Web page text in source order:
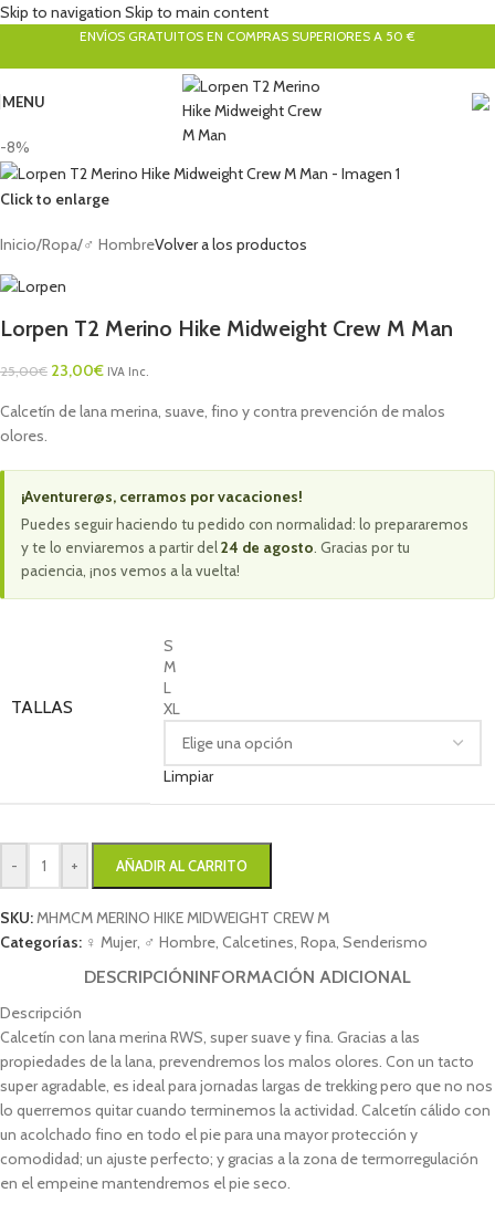
Skip to navigation Skip to main content
ENVÍOS GRATUITOS EN COMPRAS SUPERIORES A 50 €
MENU
-8%
Click to enlarge
Inicio/Ropa/♂ HombreVolver a los productos
Lorpen T2 Merino Hike Midweight Crew M Man
25,00€ 23,00€ IVA Inc.
Calcetín de lana merina, suave, fino y contra prevención de malos
olores.
¡Aventurer@s, cerramos por vacaciones!
Puedes seguir haciendo tu pedido con normalidad: lo prepararemos
y te lo enviaremos a partir del24 de agosto . Gracias por tu
paciencia, ¡nos vemos a la vuelta!
TALLAS
S
M
L
XL
Limpiar
- + AÑADIR AL CARRITO
SKU:MHMCM MERINO HIKE MIDWEIGHT CREW M
Categorías: ♀ Mujer, ♂ Hombre, Calcetines, Ropa, Senderismo
DESCRIPCIÓNINFORMACIÓN ADICIONAL
Descripción
Calcetín con lana merina RWS, super suave y fina. Gracias a las
propiedades de la lana, prevendremos los malos olores. Con un tacto
super agradable, es ideal para jornadas largas de trekking pero que no nos
lo querremos quitar cuando terminemos la actividad. Calcetín cálido con
un acolchado fino en todo el pie para una mayor protección y
comodidad; un ajuste perfecto; y gracias a la zona de termorregulación
en el empeine mantendremos el pie seco.